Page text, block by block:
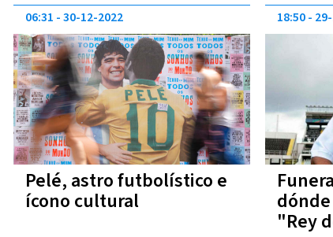
Pelé, astro futbolístico e
ícono cultural
06:31 30-12-2022
"Rey
18:50